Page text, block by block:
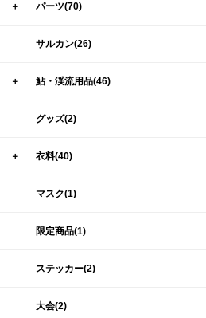
＋ パーツ(70)
サルカン(26)
＋ 鮎・渓流用品(46)
グッズ(2)
＋ 衣料(40)
マスク(1)
限定商品(1)
ステッカー(2)
大会(2)